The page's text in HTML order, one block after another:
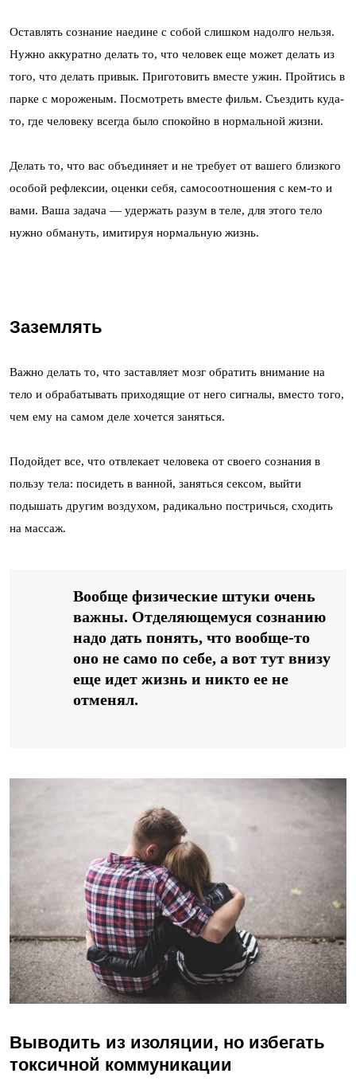
Оставлять сознание наедине с собой слишком надолго нельзя.
Нужно аккуратно делать то, что человек еще может делать из
того, что делать привык. Приготовить вместе ужин. Пройтись в
парке с мороженым. Посмотреть вместе фильм. Съездить куда-
то, где человеку всегда было спокойно в нормальной жизни.
Делать то, что вас объединяет и не требует от вашего близкого
особой рефлексии, оценки себя, самосоотношения с кем-то и
вами. Ваша задача — удержать разум в теле, для этого тело
нужно обмануть, имитируя нормальную жизнь.
Заземлять
Важно делать то, что заставляет мозг обратить внимание на
тело и обрабатывать приходящие от него сигналы, вместо того,
чем ему на самом деле хочется заняться.
Подойдет все, что отвлекает человека от своего сознания в
пользу тела: посидеть в ванной, заняться сексом, выйти
подышать другим воздухом, радикально постричься, сходить
на массаж.
Вообще физические штуки очень
важны. Отделяющемуся сознанию
надо дать понять, что вообще-то
оно не само по себе, а вот тут внизу
еще идет жизнь и никто ее не
отменял.
Выводить из изоляции, но избегать
токсичной коммуникации